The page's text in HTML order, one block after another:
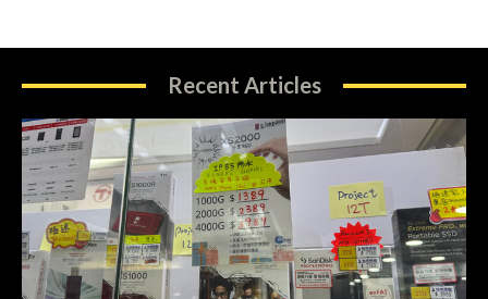
Recent Articles